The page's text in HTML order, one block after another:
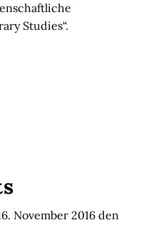
Studies“.
November 2016 den